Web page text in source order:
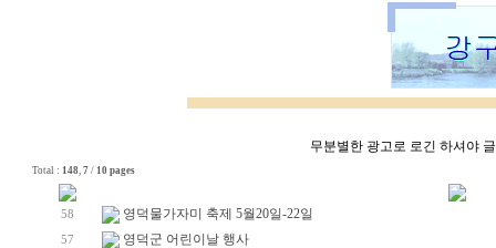
무분별한 광고로 로긴 하셔야
Total : 148, 7/ 10 pages
58 영덕물가자미 축제 5월20일-22일
57 영덕군 어린이날 행사